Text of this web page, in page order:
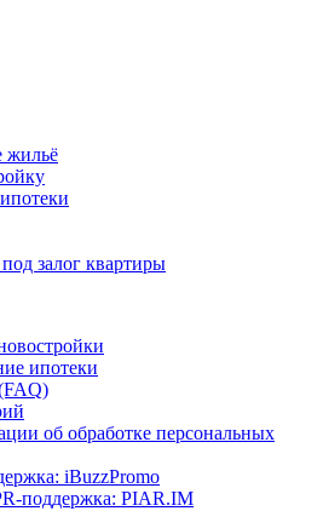
жильё
залог квартиры
ипотеки
об обработке персональных
iBuzzPromo
поддержка: PIAR.IM